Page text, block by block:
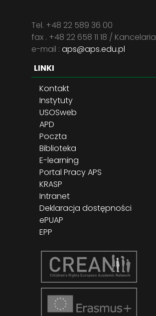
Tel. +48 22 589 36 00
fax . +48 22 658 11 18 / Kancelaria
e-mail : aps@aps.edu.pl
LINKI
Kontakt
Instytuty
USOSweb
APD
Poczta
Biblioteka
E-learning
Portal Pracy APS
KRASP
Intranet
Deklaracja dostępności
ePUAP
EPP